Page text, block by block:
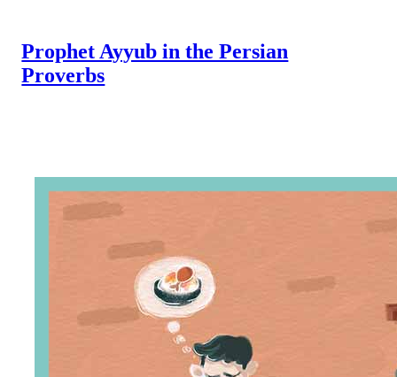
Prophet Ayyub in the Persian
Proverbs